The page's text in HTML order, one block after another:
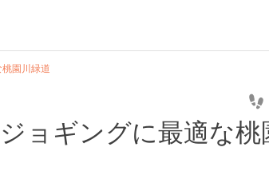
園川緑道
ョギングに最適な桃